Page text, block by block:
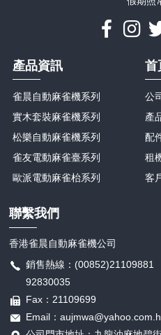
產品資訊
雀晨自動麻雀機系列
實木套裝麻雀機系列
松樂自動麻雀機系列
雀友電動麻雀臺系列
歐派電動麻雀枱系列
首
公
產
配
租
客
聯繫我們
香港雀晨自動麻雀機公司
銷售熱線：
92830035
Fax：21109699
Email：